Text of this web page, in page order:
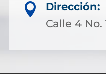

Dirección:
Calle 4 No.